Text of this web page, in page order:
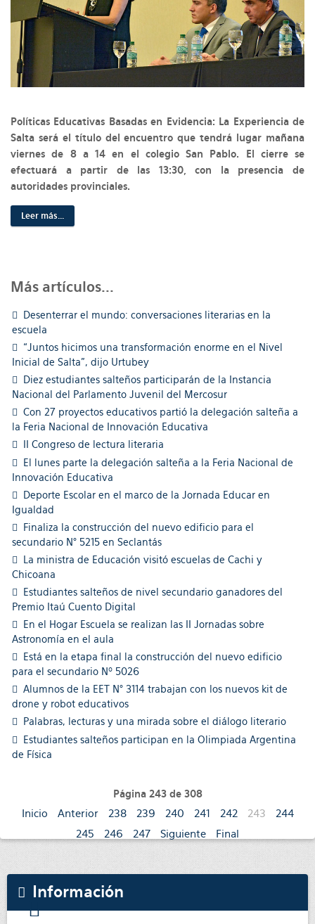
Políticas Educativas Basadas en Evidencia: La Experiencia de
Salta será el título del encuentro que tendrá lugar mañana
viernes de 8 a 14 en el colegio San Pablo. El cierre se
efectuará a partir de las 13:30, con la presencia de
autoridades provinciales.
Leer más...
Más artículos...
Desenterrar el mundo: conversaciones literarias en la
escuela
“Juntos hicimos una transformación enorme en el Nivel
Inicial de Salta”, dijo Urtubey
Diez estudiantes salteños participarán de la Instancia
Nacional del Parlamento Juvenil del Mercosur
Con 27 proyectos educativos partió la delegación salteña a
la Feria Nacional de Innovación Educativa
II Congreso de lectura literaria
El lunes parte la delegación salteña a la Feria Nacional de
Innovación Educativa
Deporte Escolar en el marco de la Jornada Educar en
Igualdad
Finaliza la construcción del nuevo edificio para el
secundario N° 5215 en Seclantás
La ministra de Educación visitó escuelas de Cachi y
Chicoana
Estudiantes salteños de nivel secundario ganadores del
Premio Itaú Cuento Digital
En el Hogar Escuela se realizan las II Jornadas sobre
Astronomía en el aula
Está en la etapa final la construcción del nuevo edificio
para el secundario Nº 5026
Alumnos de la EET N° 3114 trabajan con los nuevos kit de
drone y robot educativos
Palabras, lecturas y una mirada sobre el diálogo literario
Estudiantes salteños participan en la Olimpiada Argentina
de Física
Página 243 de 308
Inicio Anterior 238 239 240 241 242 243
244
245
246 247 Siguiente Final
Información